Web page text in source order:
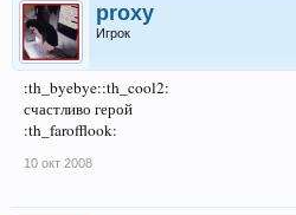
proxy
Игрок
:th_byebye::th_cool2:
счастливо герой
:th_farofflook:
10 окт 2008